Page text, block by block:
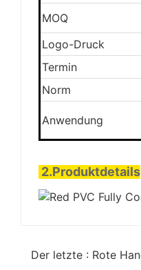
MOQ
Logo-Druck
Termin
Norm
Anwendung
2.Produktdetails